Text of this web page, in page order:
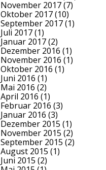
November 2017(7)
Oktober 2017(10)
September 2017(1)
Juli 2017(1)
Januar 2017(2)
Dezember 2016 (1)
November 2016 (1)
Oktober 2016 (1)
Juni 2016 (1)
Mai 2016 (2)
April 2016 (1)
Februar 2016 (3)
Januar 2016 (3)
Dezember 2015 (1)
November 2015 (2)
September 2015 (2)
August 2015 (1)
Juni 2015 (2)